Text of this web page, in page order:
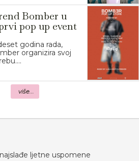
Bomber u
pop up event
godina rada,
organizira svoj
više...
ljetne uspomene